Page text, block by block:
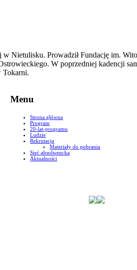
Nietulisku. Prowadził Fundację im.
W poprzedniej kadencji
Tokarni.
Menu
Strona główna
Program
20-lat-programu
Ludzie
Rekrutacja
Materiały do pobrania
Sieć absolwencka
Aktualności